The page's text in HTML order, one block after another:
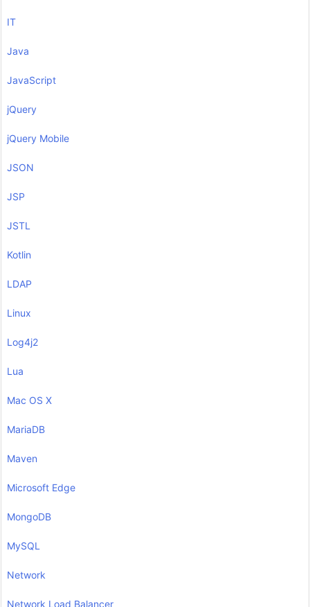
IT
Java
JavaScript
jQuery
jQuery Mobile
JSON
JSP
JSTL
Kotlin
LDAP
Linux
Log4j2
Lua
Mac OS X
MariaDB
Maven
Microsoft Edge
MongoDB
MySQL
Network
Network Load Balancer